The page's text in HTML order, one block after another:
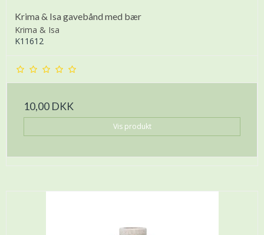
Krima & Isa gavebånd med bær
Krima & Isa
K11612
10,00 DKK
Vis produkt